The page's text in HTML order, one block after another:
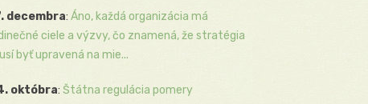
decembra: Áno, každá organizácia má
ciele a výzvy, čo znamená, že stratégia
byť upravená na mie...
októbra: Štátna regulácia pomery